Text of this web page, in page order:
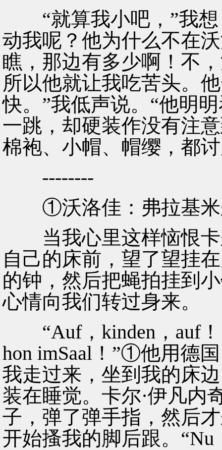
“就算我小吧，”我想
动我呢？他为什么不在
瞧，那边有多少啊！不
所以他就让我吃苦头。
快。”我低声说。“他明
一跳，却硬装作没有注
棉袍、小帽、帽缨，都
--------
①沃洛佳：弗拉基米
当我心里这样恼恨卡
自己的床前，望了望挂
的钟，然后把蝇拍挂到
心情向我们转过身来。
“Auf，kinden，auf！
hon imSaal！”①他用德
我走过来，坐到我的床
装在睡觉。卡尔·伊凡内
子，弹了弹手指，然后
开始搔我的脚后跟。